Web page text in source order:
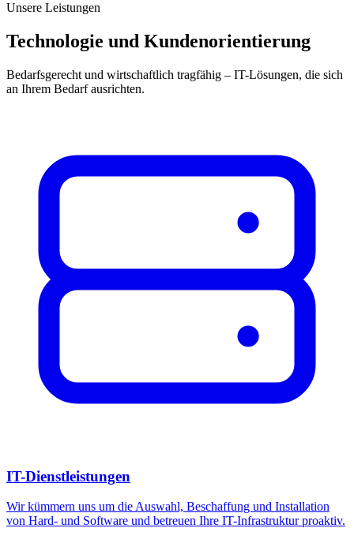
Unsere Leistungen
Technologie und Kundenorientierung
Bedarfsgerecht und wirtschaftlich tragfähig – IT-Lösungen, die sich
an Ihrem Bedarf ausrichten.
IT-Dienstleistungen
Wir kümmern uns um die Auswahl, Beschaffung und Installation
von Hard- und Software und betreuen Ihre IT-Infrastruktur proaktiv.